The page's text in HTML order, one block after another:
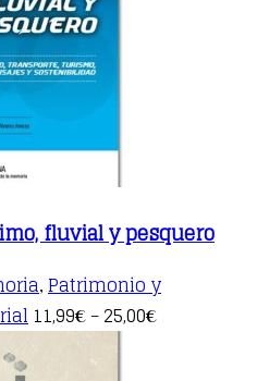
fluvial y pesquero
, Patrimonio y
This
product
11,99€ – 25,00€